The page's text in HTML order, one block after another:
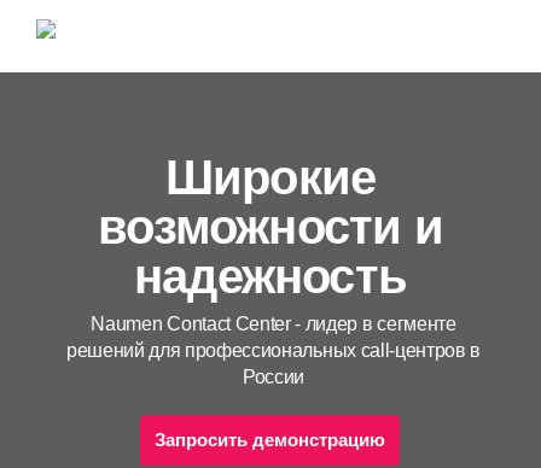
Широкие
возможности и
надежность
Naumen Contact Center - лидер в сегменте
решений для профессиональных call-центров в
России
Запросить демонстрацию